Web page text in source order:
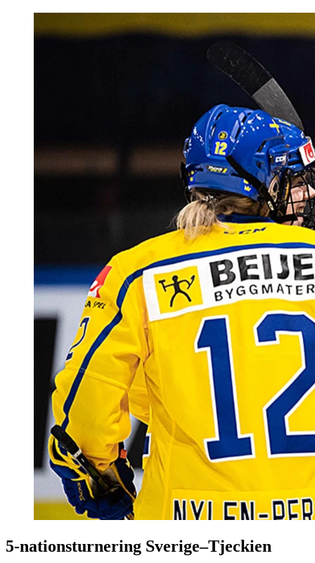
5-nationsturnering Sverige–Tjeckien